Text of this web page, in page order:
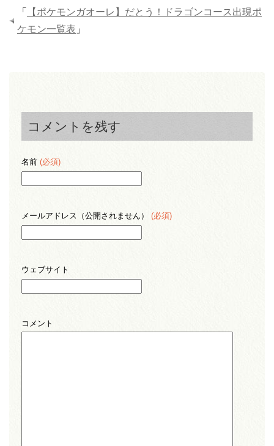
「
【ポケモンガオーレ】だとう！ドラゴンコース出現ポ
ケモン一覧表 」
コメントを残す
名前 (必須)
メールアドレス（公開されません） (必須)
ウェブサイト
コメント